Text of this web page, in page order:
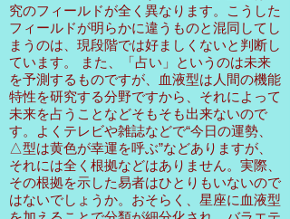
究のフィールドが全く異なります。こうした
フィールドが明らかに違うものと混同してし
まうのは、現段階では好ましくないと判断し
ています。 また、「占い」というのは未来
を予測するものですが、血液型は人間の機能
特性を研究する分野ですから、それによって
未来を占うことなどそもそも出来ないので
す。よくテレビや雑誌などで“今日の運勢、
△型は黄色が幸運を呼ぶ”などありますが、
それには全く根拠などはありません。実際、
その根拠を示した易者はひとりもいないので
はないでしょうか。おそらく、星座に血液型